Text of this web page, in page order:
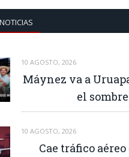
10 AGOSTO, 2026
Máynez va a
el
10 AGOSTO, 2026
Cae tráfico